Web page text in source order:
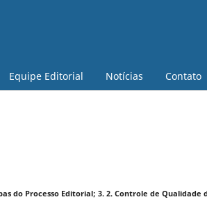
Equipe Editorial Notícias Contato
do Processo Editorial; 3. 2. Controle de Qualidade